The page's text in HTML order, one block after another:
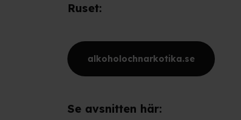
Ruset:
alkoholochnarkotika.se
Se avsnitten här: